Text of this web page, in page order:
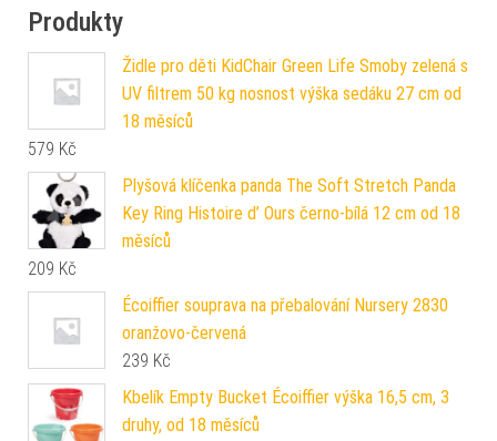
Produkty
Židle pro děti KidChair Green Life Smoby zelená s
UV filtrem 50 kg nosnost výška sedáku 27 cm od
18 měsíců
579 Kč
Plyšová klíčenka panda The Soft Stretch Panda
Key Ring Histoire d’ Ours černo-bílá 12 cm od 18
měsíců
209 Kč
Écoiffier souprava na přebalování Nursery 2830
oranžovo-červená
239 Kč
Kbelík Empty Bucket Écoiffier výška 16,5 cm, 3
druhy, od 18 měsíců